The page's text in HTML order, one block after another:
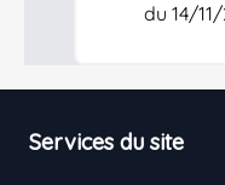
du 14/
Services du site